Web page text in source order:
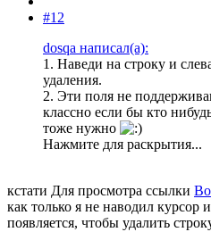
#12
dosqa написал(а):
1. Наведи на строку и
удаления.
2. Эти поля не
классно если бы кто
тоже нужно
Нажмите для раскрытия...
кстати Для просмотра ссылки
как только я не наводил курсор
появляется, чтобы удалить